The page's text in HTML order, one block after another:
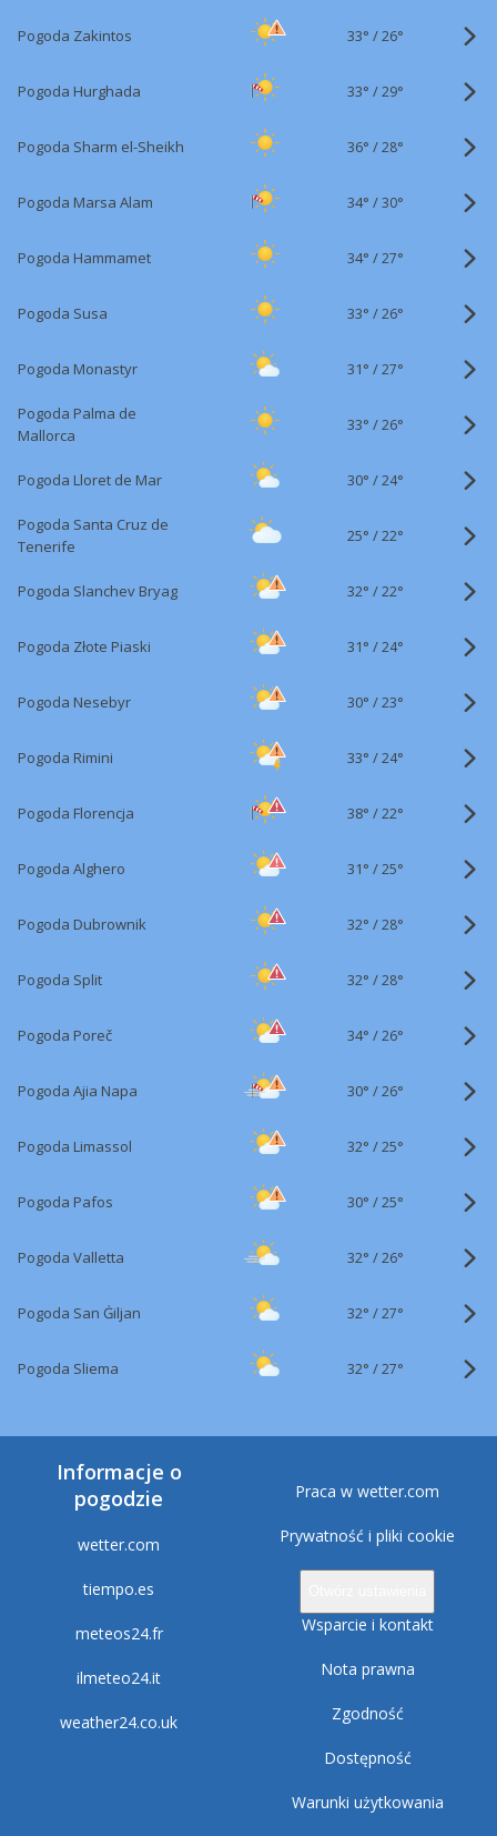
Pogoda Zakintos 33° /26°
Pogoda Hurghada 33° /29°
Pogoda Sharm el-Sheikh 36° /28°
Pogoda Marsa Alam 34° /30°
Pogoda Hammamet 34° /27°
Pogoda Susa 33° /26°
Pogoda Monastyr 31° /27°
Pogoda Palma de
Mallorca
33° /26°
Pogoda Lloret de Mar 30° /24°
Pogoda Santa Cruz de
Tenerife
25° /22°
Pogoda Slanchev Bryag 32° /22°
Pogoda Złote Piaski 31° /24°
Pogoda Nesebyr 30° /23°
Pogoda Rimini 33° /24°
Pogoda Florencja 38° /22°
Pogoda Alghero 31° /25°
Pogoda Dubrownik 32° /28°
Pogoda Split 32° /28°
Pogoda Poreč 34° /26°
Pogoda Ajia Napa 30° /26°
Pogoda Limassol 32° /25°
Pogoda Pafos 30° /25°
Pogoda Valletta 32° /26°
Pogoda San Ġiljan 32° /27°
Pogoda Sliema 32° /27°
Informacje o
pogodzie
wetter.com
tiempo.es
meteos24.fr
ilmeteo24.it
weather24.co.uk
Praca w wetter.com
Prywatność i pliki cookie
Wsparcie i kontakt
Nota prawna
Zgodność
Dostępność
Warunki użytkowania